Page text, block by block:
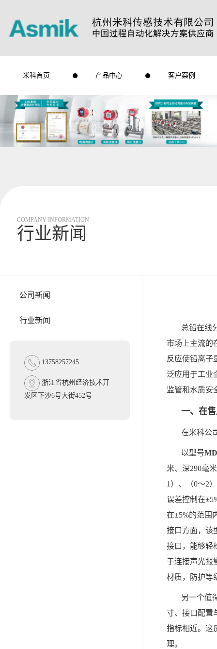
米科首页 产品中心 客户案例
COMPANY INFORMATION
行业新闻
公司新闻
行业新闻
13758257245
浙江省杭州经济技术开
发区下沙6号大街452号
总铅在线
市场上主流的
反应使铅离子
泛应用于工业
监管和水质安
一、在
在米科公
以型号
米、深290毫
1）、（0～2
误差控制在
在±5%的范围
接口方面，该
接口，能够轻
于连接声光报
材质，防护等
另一个值
寸、接口配置
指标相近。这
理。